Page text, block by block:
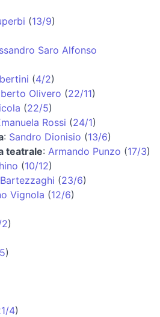
(13/9)
Saro Alfonso
(4/2)
Olivero (22/11)
(22/5)
Rossi (24/1)
: Sandro Dionisio (13/6)
teatrale: Armando Punzo (17/3)
(10/12)
(23/6)
Vignola (12/6)
)
)
4)